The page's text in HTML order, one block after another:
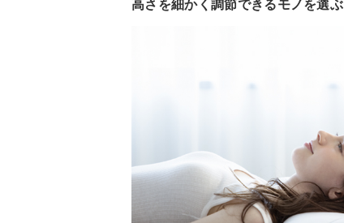
高さを細かく調節できるモノを選ぶ